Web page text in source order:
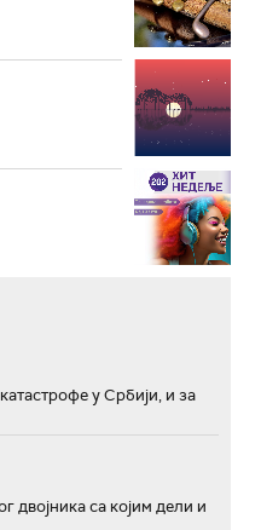
у Србији, и за
двојника са којим дели и